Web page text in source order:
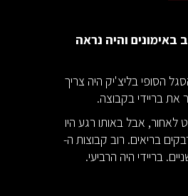
באימונים והיה נראה
הסופי בליצ'יק היה צריך
בריידי בקבוצה.
לאחור, אבל באותו רגע היו
3 קוורטרבקים בריאים. רוב קבוצות ה-